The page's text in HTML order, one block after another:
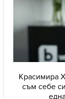
Красимира
съм себе